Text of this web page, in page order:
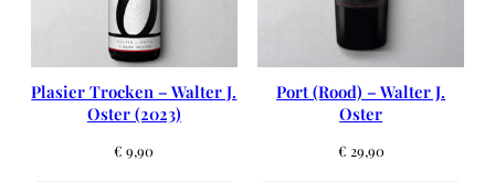
Plasier Trocken – Walter J.
Oster (2023)
€ 9,90
Port (Rood) – Walter J.
Oster
€ 29,90